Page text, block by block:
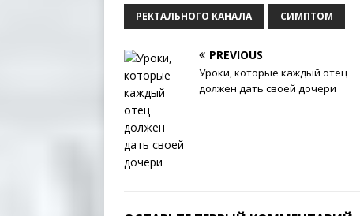
РЕКТАЛЬНОГО КАНАЛА СИМПТОМ
PREVIOUS
Уроки, которые каждый отец
должен дать своей дочери